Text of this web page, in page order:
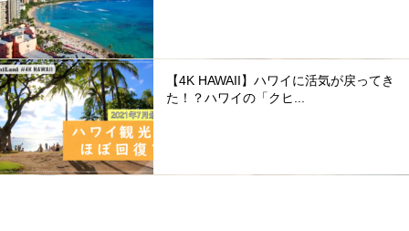
【4K HAWAII】ハワイに活気が戻ってき
た！？ハワイの「クヒ...